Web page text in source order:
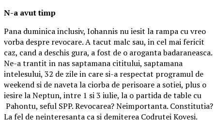
N-a avut timp
Pana duminica inclusiv, Iohannis nu iesit la rampa cu vreo
vorba despre revocare. A tacut malc sau, in cel mai fericit
caz, cand a deschis gura, a fost de o aroganta badaraneasca.
Ne-a trantit in nas saptamana cititului, saptamana
intelesului, 32 de zile in care si-a respectat programul de
weekend si de naveta la ciorba de perisoare a sotiei, plus o
iesire la Neptun, intre 1 si 3 iulie, la o partida de table cu
Pahontu, seful SPP. Revocarea? Neimportanta. Constitutia?
La fel de neinteresanta ca si demiterea Codrutei Kovesi.